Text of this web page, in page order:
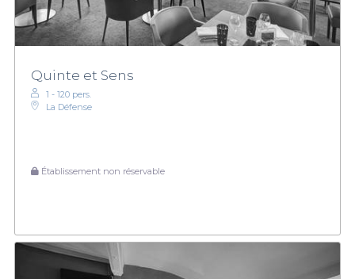
Quinte et Sens
1 - 120 pers.
La Défense
Établissement non réservable